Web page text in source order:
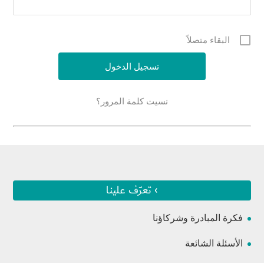
البقاء متصلاً
نسيت كلمة المرور؟
› تعرّف علينا
فكرة المبادرة وشركاؤنا
الأسئلة الشائعة